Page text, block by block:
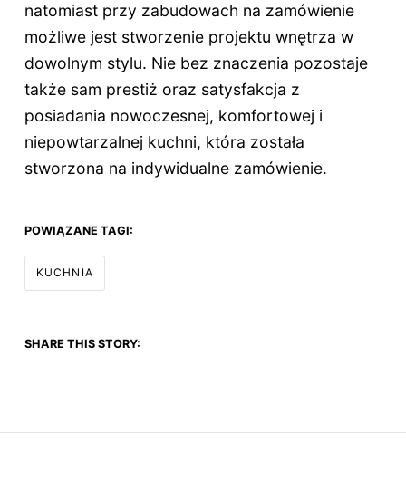
natomiast przy zabudowach na zamówienie
możliwe jest stworzenie projektu wnętrza w
dowolnym stylu. Nie bez znaczenia pozostaje
także sam prestiż oraz satysfakcja z
posiadania nowoczesnej, komfortowej i
niepowtarzalnej kuchni, która została
stworzona na indywidualne zamówienie.
POWIĄZANE TAGI:
KUCHNIA
SHARE THIS STORY: